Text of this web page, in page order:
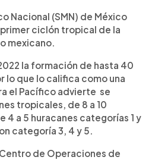
Nacional (SMN) de México
ciclón tropical de la
mexicano.
la formación de hasta 40
lo que lo califica como una
el Pacífico advierte se
tropicales, de 8 a 10
a 5 huracanes categorías 1 y
categoría 3, 4 y 5.
de Operaciones de